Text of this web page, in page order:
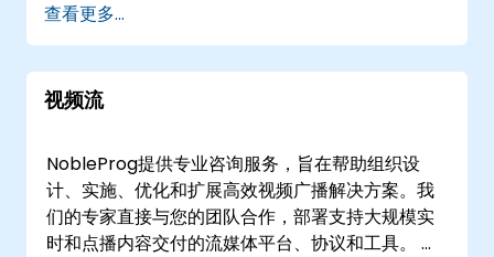
过交互式的远程桌面环境以远程实时会议形式提
供，或作为线下咨询进行。线下咨询可以在的客户
场所进行，也可以在的企业设施中进行，确保灵活
的方法与您的运营需求保持一致。 NobleProg——
查看更多...
视频流
NobleProg提供专业咨询服务，旨在帮助组织设
计、实施、优化和扩展高效视频广播解决方案。我
们的专家直接与您的团队合作，部署支持大规模实
时和点播内容交付的流媒体平台、协议和工具。 我